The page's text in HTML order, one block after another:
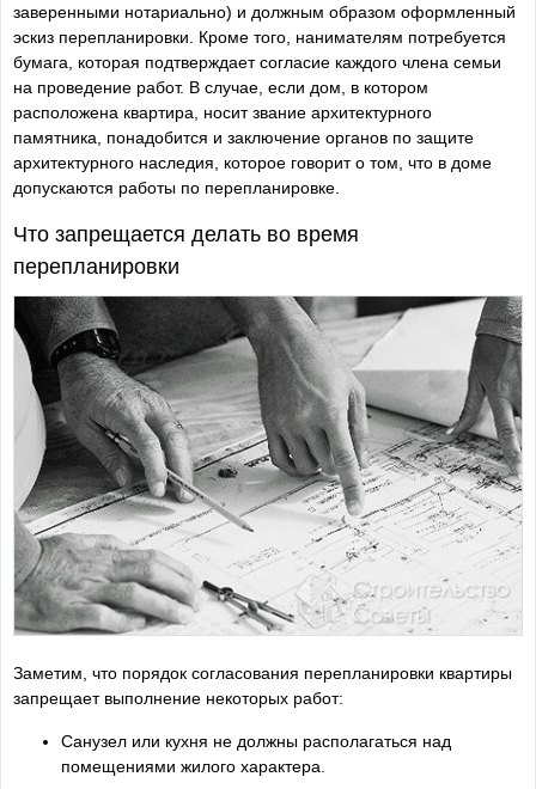
заверенными нотариально) и должным образом оформленный
эскиз перепланировки. Кроме того, нанимателям потребуется
бумага, которая подтверждает согласие каждого члена семьи
на проведение работ. В случае, если дом, в котором
расположена квартира, носит звание архитектурного
памятника, понадобится и заключение органов по защите
архитектурного наследия, которое говорит о том, что в доме
допускаются работы по перепланировке.
Что запрещается делать во время
перепланировки
Заметим, что порядок согласования перепланировки квартиры
запрещает выполнение некоторых работ:
Санузел или кухня не должны располагаться над
помещениями жилого характера.